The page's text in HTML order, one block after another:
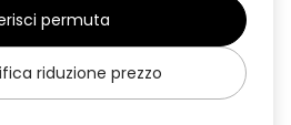
permuta
riduzione prezzo